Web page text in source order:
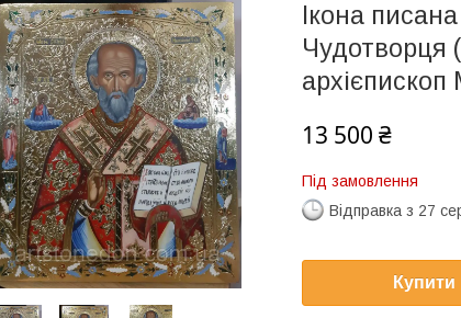
Ікона
Чудотворця
архієпископ
13 500 ₴
Під замовлення
Відправка з 27
Купити